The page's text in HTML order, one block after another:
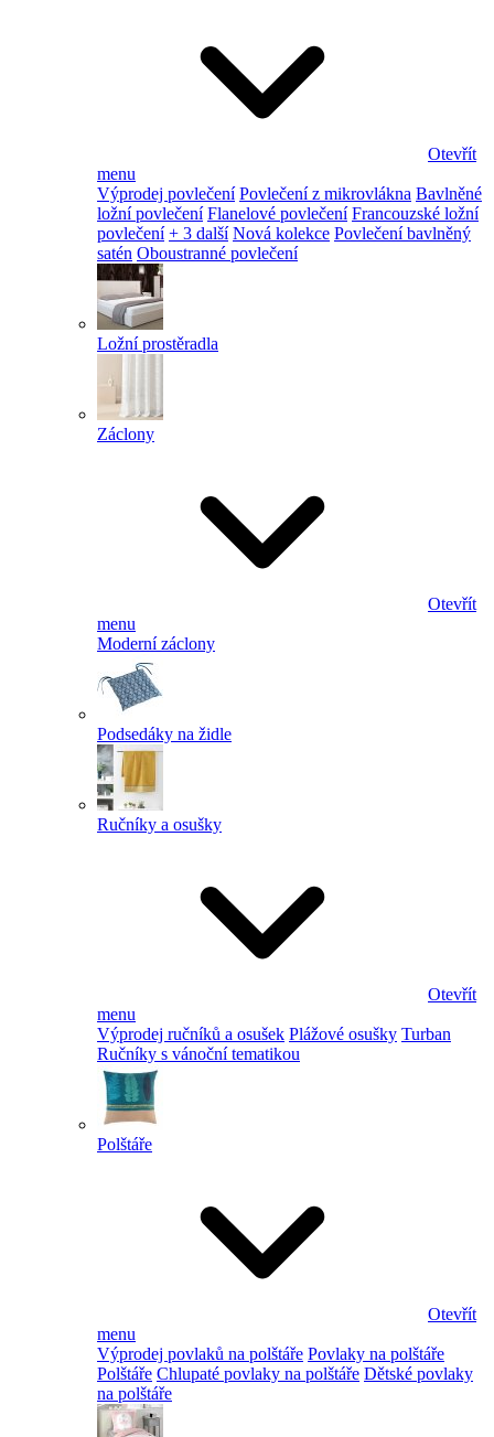
Otevřít
menu
Výprodej povlečení Povlečení z mikrovlákna Bavlněné
ložní povlečení Flanelové povlečení Francouzské ložní
povlečení + 3 další Nová kolekce Povlečení bavlněný
satén Oboustranné povlečení
Ložní prostěradla
Záclony
Otevřít
menu
Moderní záclony
Podsedáky na židle
Ručníky a osušky
Otevřít
menu
Výprodej ručníků a osušek Plážové osušky Turban
Ručníky s vánoční tematikou
Polštáře
Otevřít
menu
Výprodej povlaků na polštáře Povlaky na polštáře
Polštáře Chlupaté povlaky na polštáře Dětské povlaky
na polštáře